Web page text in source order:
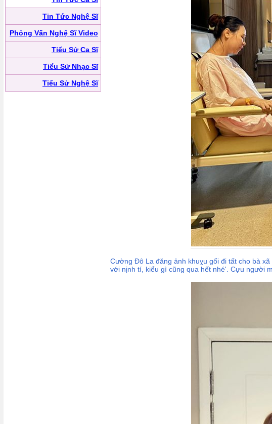
Tin Tức Nghệ Sĩ
Phỏng Vấn Nghệ Sĩ Video
Tiểu Sử Ca Sĩ
Tiểu Sử Nhạc Sĩ
Tiểu Sử Nghệ Sĩ
Cường Đô La đăng ảnh khuỵu gối đi tất cho bà
với nịnh tí, kiểu gì cũng qua hết nhé'. Cựu người